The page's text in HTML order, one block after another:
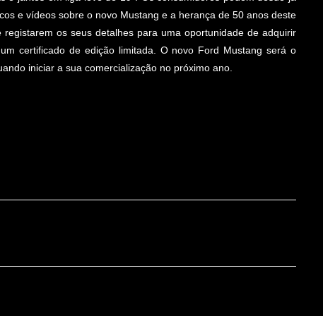
e vídeos sobre o novo Mustang e a herança de 50 anos deste
os seus detalhes para uma oportunidade de adquirir
certificado de edição limitada. O novo Ford Mustang será o
iniciar a sua comercialização no próximo ano.